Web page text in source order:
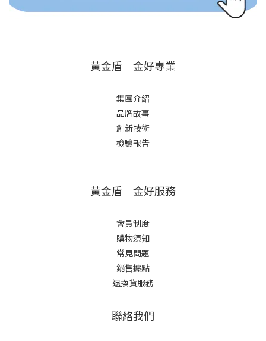
黃金盾｜金好專業
集團介紹
品牌故事
創新技術
檢驗報告
黃金盾｜金好服務
會員制度
購物須知
常見問題
銷售據點
退換貨服務
聯絡我們